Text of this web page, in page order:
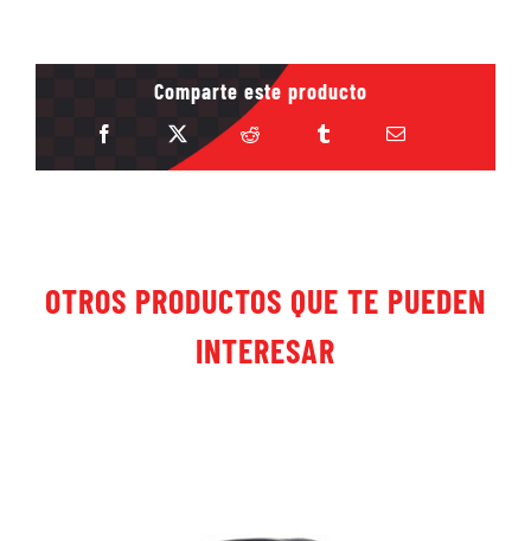
Comparte este producto
OTROS PRODUCTOS QUE TE PUEDEN
INTERESAR